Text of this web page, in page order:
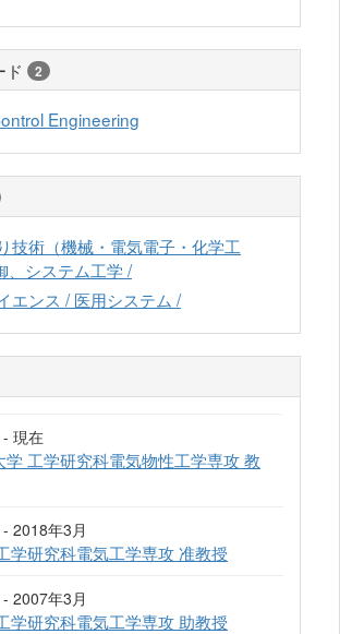
ド 2
Engineering
技術（機械・電気電子・化学工
、システム工学 /
エンス / 医用システム /
現在
学 工学研究科電気物性工学専攻 教
2018年3月
学研究科電気工学専攻 准教授
2007年3月
学研究科電気工学専攻 助教授